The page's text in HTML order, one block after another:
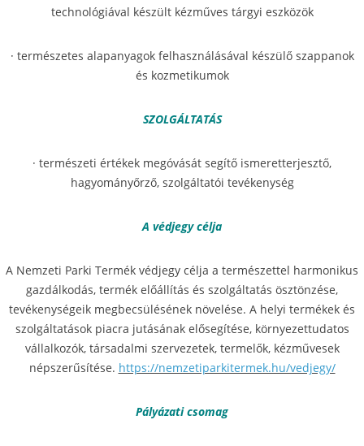
technológiával készült kézműves tárgyi eszközök
· természetes alapanyagok felhasználásával készülő szappanok
és kozmetikumok
SZOLGÁLTATÁS
· természeti értékek megóvását segítő ismeretterjesztő,
hagyományőrző, szolgáltatói tevékenység
A védjegy célja
A Nemzeti Parki Termék védjegy célja a természettel harmonikus
gazdálkodás, termék előállítás és szolgáltatás ösztönzése,
tevékenységeik megbecsülésének növelése. A helyi termékek és
szolgáltatások piacra jutásának elősegítése, környezettudatos
vállalkozók, társadalmi szervezetek, termelők, kézművesek
népszerűsítése. https://nemzetiparkitermek.hu/vedjegy/
Pályázati csomag